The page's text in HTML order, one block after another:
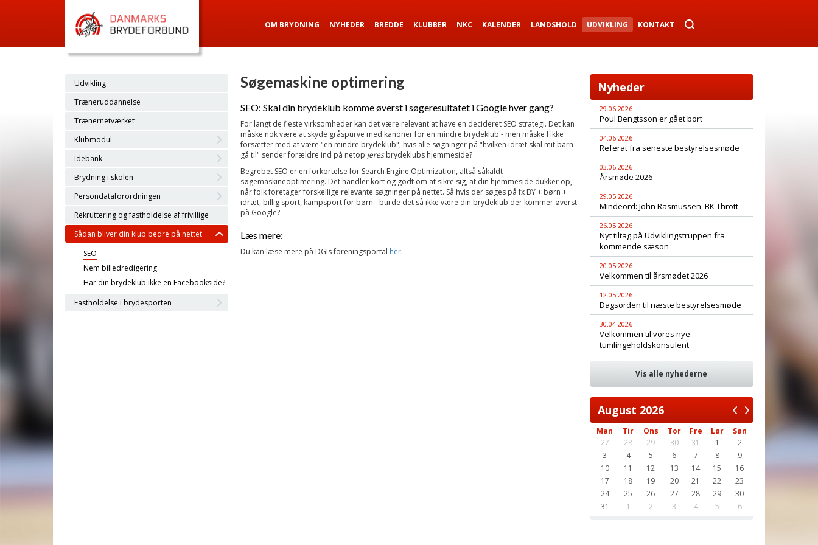
OM BRYDNING NYHEDER BREDDE KLUBBER NKC KALENDER LANDSHOLD UDVIKLING KONTAKT
Udvikling
Træneruddannelse
Trænernetværket
Klubmodul
Idebank
Brydning i skolen
Persondataforordningen
Rekruttering og fastholdelse af frivillige
Sådan bliver din klub bedre på nettet
SEO
Nem billedredigering
Har din brydeklub ikke en Facebookside?
Fastholdelse i brydesporten
Søgemaskine optimering
SEO: Skal din brydeklub komme øverst i søgeresultatet i Google hver gang?
For langt de fleste virksomheder kan det være relevant at have en decideret SEO strategi. Det kan
måske nok være at skyde gråspurve med kanoner for en mindre brydeklub - men måske I ikke
forsætter med at være "en mindre brydeklub", hvis alle søgninger på "hvilken idræt skal mit barn
gå til" sender forældre ind på netop jeres brydeklubs hjemmeside?
Begrebet SEO er en forkortelse for Search Engine Optimization, altså såkaldt
søgemaskineoptimering. Det handler kort og godt om at sikre sig, at din hjemmeside dukker op,
når folk foretager forskellige relevante søgninger på nettet. Så hvis der søges på fx BY + børn +
idræt, billig sport, kampsport for børn - burde det så ikke være din brydeklub der kommer øverst
på Google?
Læs mere:
Du kan læse mere på DGIs foreningsportal her.
Nyheder
29.06.2026
Poul Bengtsson er gået bort
04.06.2026
Referat fra seneste bestyrelsesmøde
03.06.2026
Årsmøde 2026
29.05.2026
Mindeord: John Rasmussen, BK Thrott
26.05.2026
Nyt tiltag på Udviklingstruppen fra
kommende sæson
20.05.2026
Velkommen til årsmødet 2026
12.05.2026
Dagsorden til næste bestyrelsesmøde
30.04.2026
Velkommen til vores nye
tumlingeholdskonsulent
Vis alle nyhederne
August 2026
Man Tir Ons Tor Fre Lør
Søn
27
28 29 30 31 1
2
3
4 5 6 7 8
9
10
11 12 13 14 15
16
17
18 19 20 21 22
23
24
25 26 27 28 29
30
31
1 2 3 4 5 6